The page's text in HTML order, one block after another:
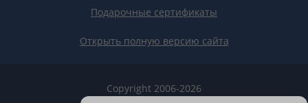
Подарочные сертификаты
Открыть полную версию сайта
Copyright 2006-2026